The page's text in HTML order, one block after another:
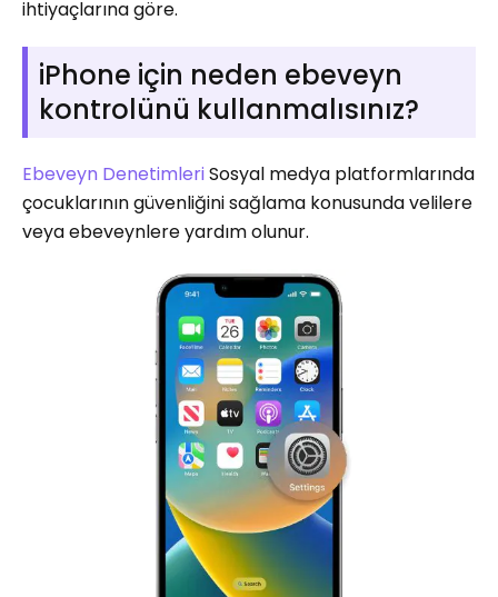
ihtiyaçlarına göre.
iPhone için neden ebeveyn
kontrolünü kullanmalısınız?
Ebeveyn DenetimleriSosyal medya platformlarında
çocuklarının güvenliğini sağlama konusunda velilere
veya ebeveynlere yardım olunur.